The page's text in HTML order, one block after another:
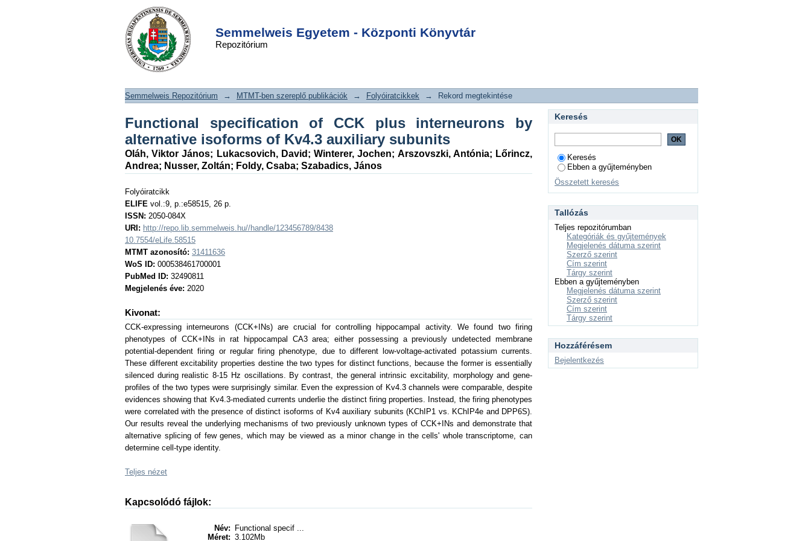
Semmelweis Egyetem - Központi Könyvtár
Repozitórium
Functional specification of CCK plus
interneurons by alternative isoforms
of Kv4.3 auxiliary subunits
DSpace/Manakin Repository
Semmelweis Repozitórium → MTMT-ben szereplő publikációk → Folyóiratcikkek → Rekord megtekintése
Functional specification of CCK plus interneurons by
alternative isoforms of Kv4.3 auxiliary subunits
Oláh, Viktor János; Lukacsovich, David ;Winterer, Jochen; Arszovszki, Antónia; Lőrincz,
Andrea; Nusser, Zoltán; Foldy, Csaba; Szabadics, János
Folyóiratcikk
ELIFE vol.:9, p.:e58515, 26 p.
ISSN: 2050-084X
URI: http://repo.lib.semmelweis.hu//handle/123456789/8438
10.7554/eLife.58515
MTMT azonosító: 31411636
WoS ID: 000538461700001
PubMed ID: 32490811
Megjelenés éve: 2020
Kivonat:
CCK-expressing interneurons (CCK+INs) are crucial for controlling hippocampal activity. We found two firing
phenotypes of CCK+INs in rat hippocampal CA3 area; either possessing a previously undetected membrane
potential-dependent firing or regular firing phenotype, due to different low-voltage-activated potassium currents.
These different excitability properties destine the two types for distinct functions, because the former is essentially
silenced during realistic 8-15 Hz oscillations. By contrast, the general intrinsic excitability, morphology and gene-
profiles of the two types were surprisingly similar. Even the expression of Kv4.3 channels were comparable, despite
evidences showing that Kv4.3-mediated currents underlie the distinct firing properties. Instead, the firing phenotypes
were correlated with the presence of distinct isoforms of Kv4 auxiliary subunits (KChIP1 vs. KChIP4e and DPP6S).
Our results reveal the underlying mechanisms of two previously unknown types of CCK+INs and demonstrate that
alternative splicing of few genes, which may be viewed as a minor change in the cells' whole transcriptome, can
determine cell-type identity.
Teljes nézet
Kapcsolódó fájlok:
Név:
Functional specif ...
Méret: 3.102Mb
Keresés
Keresés
Ebben a gyűjteményben
Összetett keresés
Tallózás
Teljes repozitórumban
Kategóriák és gyűjtemények
Megjelenés dátuma szerint
Szerző szerint
Cím szerint
Tárgy szerint
Ebben a gyűjteményben
Megjelenés dátuma szerint
Szerző szerint
Cím szerint
Tárgy szerint
Hozzáférésem
Bejelentkezés